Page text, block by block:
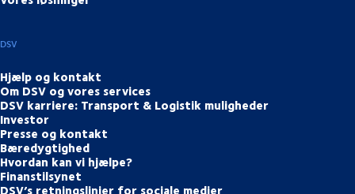
DSV
Hjælp og kontakt
Om DSV og vores services
DSV karriere: Transport & Logistik muligheder
Investor
Presse og kontakt
Bæredygtighed
Hvordan kan vi hjælpe?
Finanstilsynet